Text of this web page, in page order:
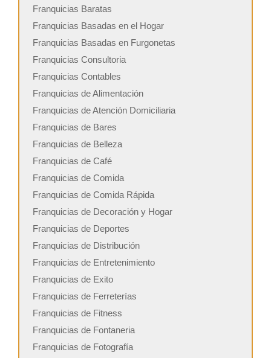
Franquicias Baratas
Franquicias Basadas en el Hogar
Franquicias Basadas en Furgonetas
Franquicias Consultoria
Franquicias Contables
Franquicias de Alimentación
Franquicias de Atención Domiciliaria
Franquicias de Bares
Franquicias de Belleza
Franquicias de Café
Franquicias de Comida
Franquicias de Comida Rápida
Franquicias de Decoración y Hogar
Franquicias de Deportes
Franquicias de Distribución
Franquicias de Entretenimiento
Franquicias de Exito
Franquicias de Ferreterías
Franquicias de Fitness
Franquicias de Fontaneria
Franquicias de Fotografía